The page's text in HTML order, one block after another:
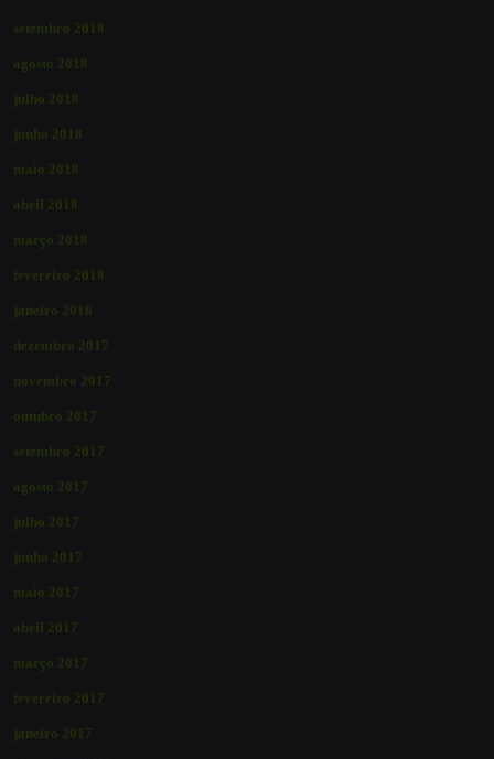
setembro 2018
agosto 2018
julho 2018
junho 2018
maio 2018
abril 2018
março 2018
fevereiro 2018
janeiro 2018
dezembro 2017
novembro 2017
outubro 2017
setembro 2017
agosto 2017
julho 2017
junho 2017
maio 2017
abril 2017
março 2017
fevereiro 2017
janeiro 2017